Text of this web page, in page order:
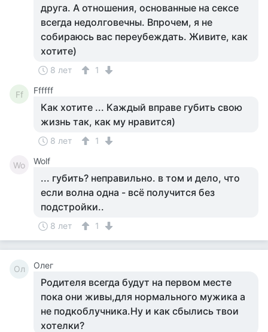
друга. А отношения, основанные на сексе
всегда недолговечны. Впрочем, я не
собираюсь вас переубеждать. Живите, как
хотите)
8 лет 1
Ff Ffffff
Как хотите ... Каждый вправе губить свою
жизнь так, как му нравится)
8 лет 1
Wo Wolf
... губить? неправильно. в том и дело, что
если волна одна - всё получится без
подстройки..
8 лет 1
Ол Олег
Родителя всегда будут на первом месте
пока они живы,для нормального мужика а
не подкоблучника.Ну и как сбылись твои
хотелки?